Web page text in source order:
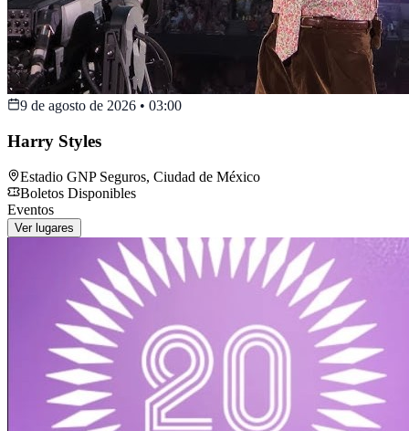
9 de agosto de 2026 • 03:00
Harry Styles
Estadio GNP Seguros, Ciudad de México
Boletos Disponibles
Eventos
Ver lugares